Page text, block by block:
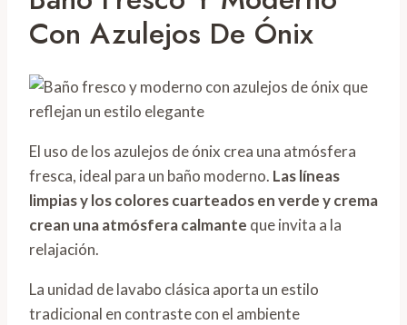
Con Azulejos De Ónix
El uso de los azulejos de ónix crea una atmósfera
fresca, ideal para un baño moderno. Las líneas
limpias y los colores cuarteados en verde y crema
crean una atmósfera calmante que invita a la
relajación.
La unidad de lavabo clásica aporta un estilo
tradicional en contraste con el ambiente